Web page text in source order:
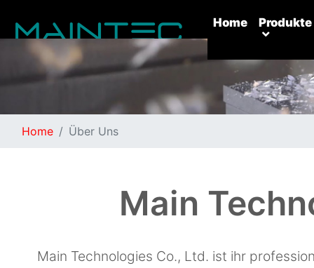
Home(current)
Produkte
Kontakt Uns：
Room 1005, Building 9, No. 99, Tianzhou Road, Shanghai,
info@oemhouse.com
© 2017-2018 Company, Inc.
Home Über Uns
Main
Main Technologies Co., Ltd. ist ihr